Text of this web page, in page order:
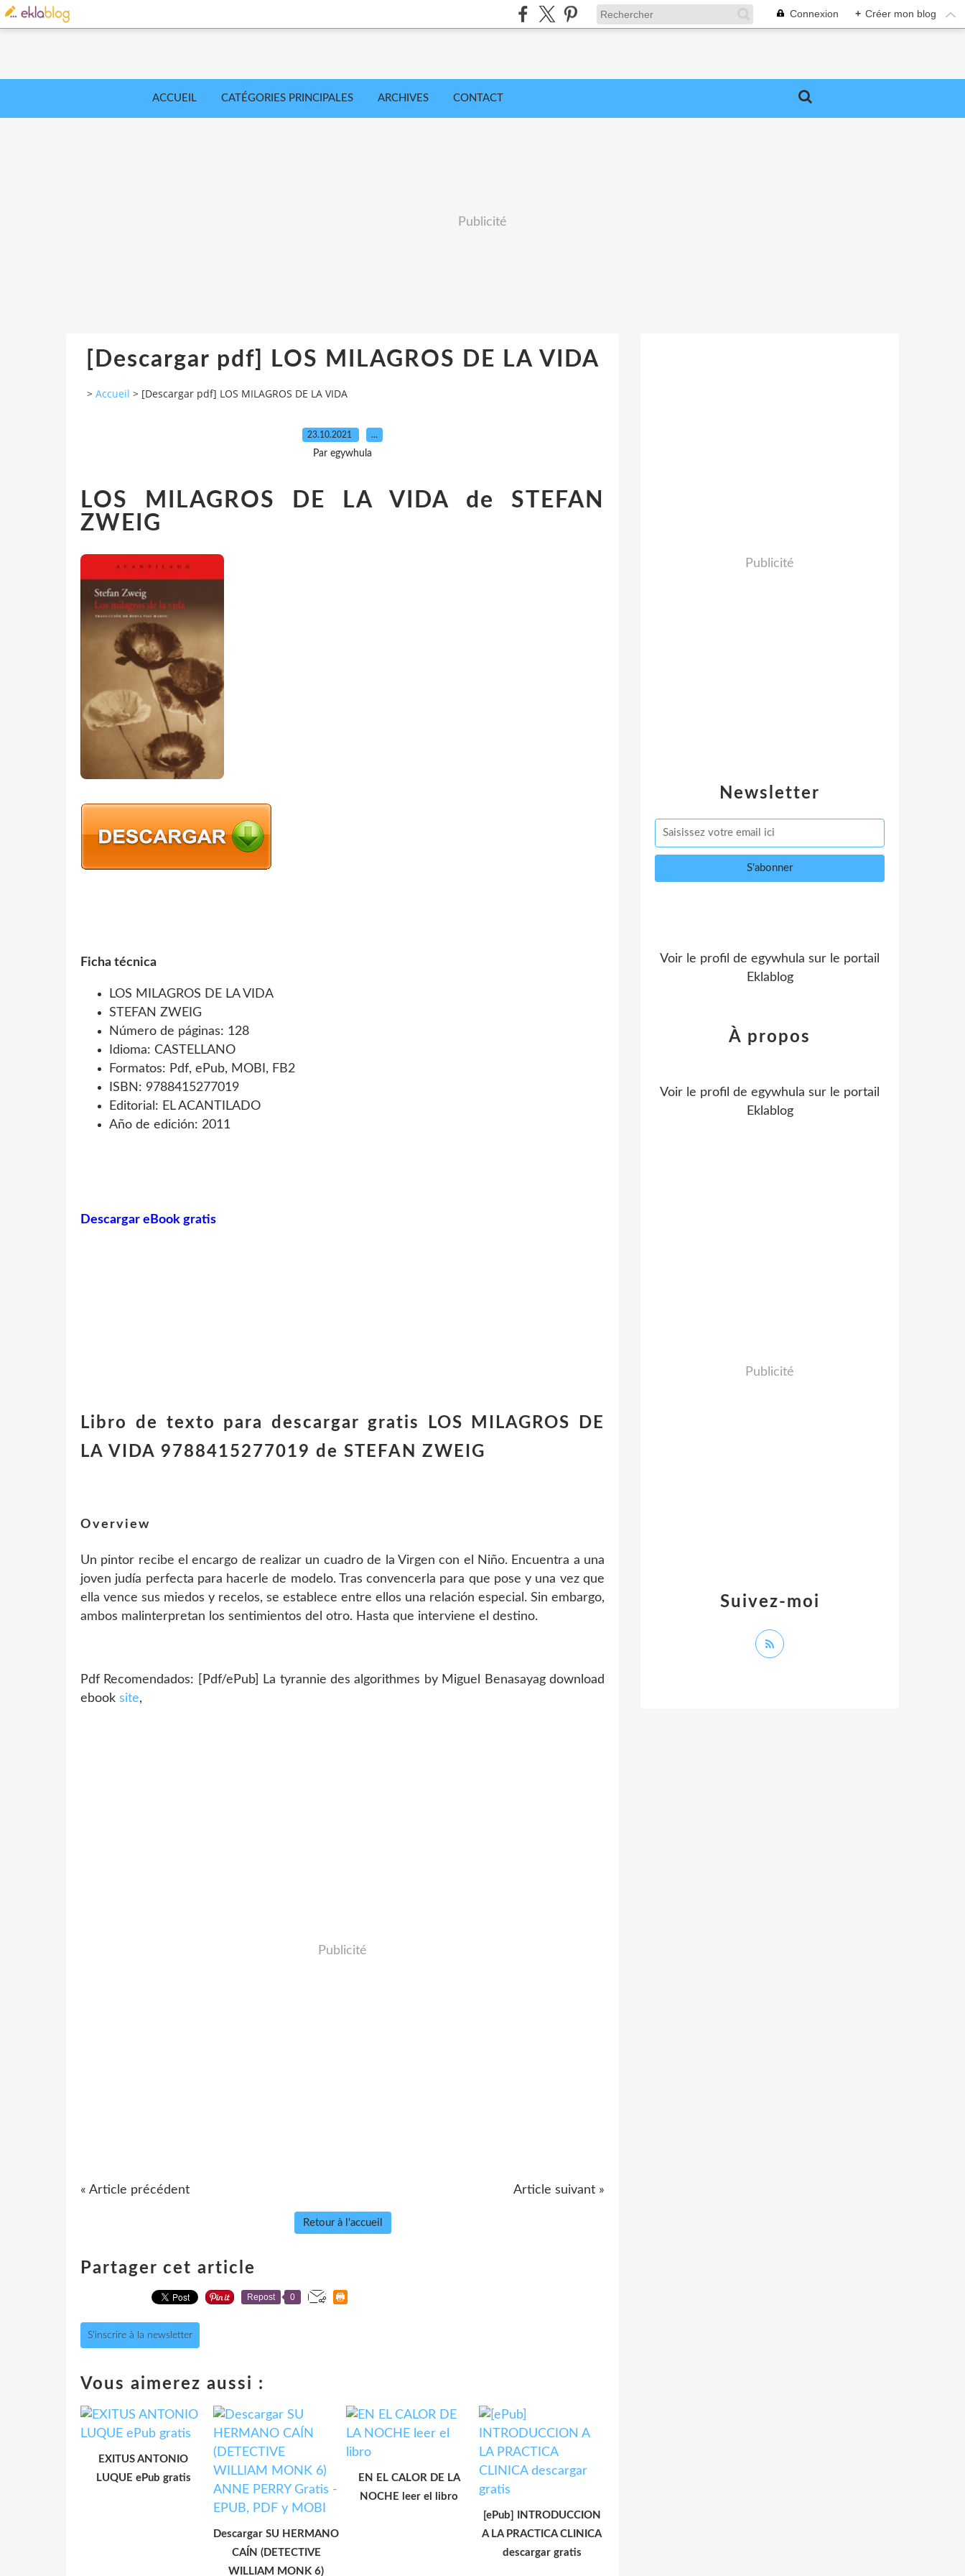
Connexion + Créer mon blog
ACCUEIL CATÉGORIES PRINCIPALES ARCHIVES CONTACT
Publicité
[Descargar pdf] LOS MILAGROS DE LA VIDA
> Accueil > [Descargar pdf] LOS MILAGROS DE LA VIDA
23.10.2021 …
Par egywhula
LOS MILAGROS DE LA VIDA de STEFAN
ZWEIG
Ficha técnica
LOS MILAGROS DE LA VIDA
STEFAN ZWEIG
Número de páginas: 128
Idioma: CASTELLANO
Formatos: Pdf, ePub, MOBI, FB2
ISBN: 9788415277019
Editorial: EL ACANTILADO
Año de edición: 2011
Descargar eBook gratis
Libro de texto para descargar gratis LOS MILAGROS DE
LA VIDA 9788415277019 de STEFAN ZWEIG
Overview
Un pintor recibe el encargo de realizar un cuadro de la Virgen con el Niño. Encuentra a una
joven judía perfecta para hacerle de modelo. Tras convencerla para que pose y una vez que
ella vence sus miedos y recelos, se establece entre ellos una relación especial. Sin embargo,
ambos malinterpretan los sentimientos del otro. Hasta que interviene el destino.
Pdf Recomendados: [Pdf/ePub] La tyrannie des algorithmes by Miguel Benasayag download
ebook site,
Publicité
« Article précédent Article suivant »
Retour à l'accueil
Partager cet article
Repost 0
S'inscrire à la newsletter
Vous aimerez aussi :
EXITUS ANTONIO
LUQUE ePub gratis
Descargar SU HERMANO
CAÍN (DETECTIVE
WILLIAM MONK 6)
EN EL CALOR DE LA
NOCHE leer el libro
[ePub] INTRODUCCION
A LA PRACTICA CLINICA
descargar gratis
Newsletter
Publicité
Voir le profil de egywhula sur le portail
Eklablog
Suivez-moi
À propos
Voir le profil de egywhula sur le portail
Eklablog
Publicité